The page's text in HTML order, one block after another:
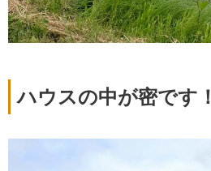
ハウスの中が密です！